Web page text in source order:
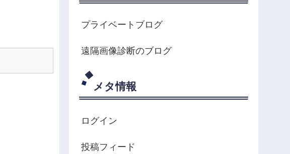
プライベートブログ
遠隔画像診断のブログ
メタ情報
ログイン
投稿フィード